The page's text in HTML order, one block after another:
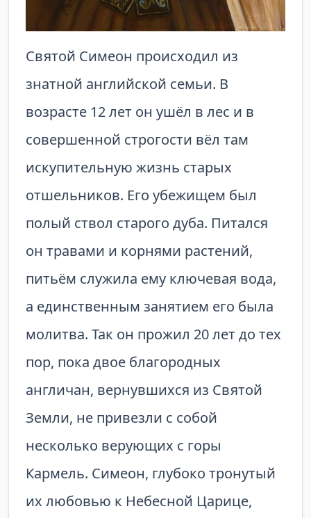
Святой Симеон происходил из
знатной английской семьи. В
возрасте 12 лет он ушёл в лес и в
совершенной строгости вёл там
искупительную жизнь старых
отшельников. Его убежищем был
полый ствол старого дуба. Питался
он травами и корнями растений,
питьём служила ему ключевая вода,
а единственным занятием его была
молитва. Так он прожил 20 лет до тех
пор, пока двое благородных
англичан, вернувшихся из Святой
Земли, не привезли с собой
несколько верующих с горы
Кармель. Симеон, глубоко тронутый
их любовью к Небесной Царице,